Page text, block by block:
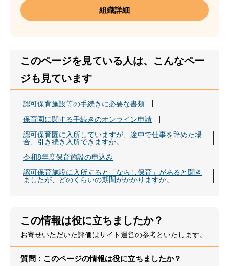
組織詳細
このページを見ている人は、こんなペー
ジも見ています
認可保育施設等の手続きに必要な書類
保育園に関する手続きのオンライン申請
認可保育園に入所していますが、途中で仕事を辞めた場
合、引き続き入所できますか。
令和8年度保育施設の申込み
認可保育施設に入所すると「ならし保育」があると聞き
ましたが、どのくらいの期間がかかりますか。
この情報は役に立ちましたか？
お寄せいただいた評価はサイト運営の参考といたします。
質問：このページの情報は役に立ちましたか？